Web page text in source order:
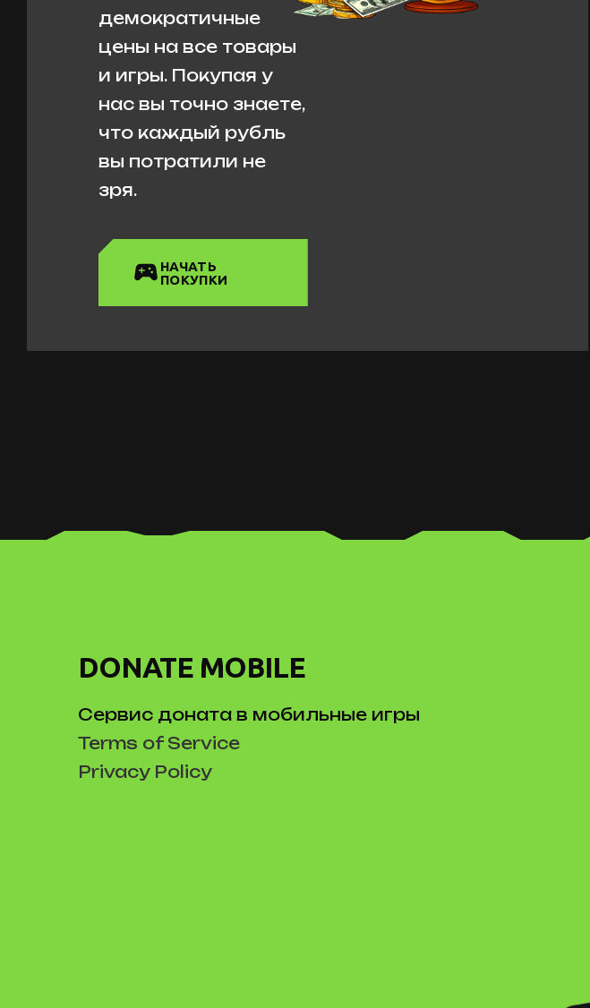
демократичные
цены на все товары
и игры. Покупая у
нас вы точно знаете,
что каждый рубль
вы потратили не
зря.
НАЧАТЬ
ПОКУПКИ
DONATE MOBILE
Сервис доната в мобильные игры
Terms of Service
Privacy Policy